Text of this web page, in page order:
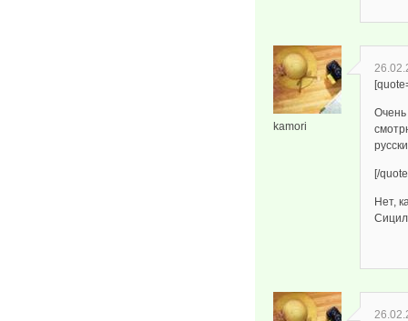
kamori
Очень
[/
Нет,